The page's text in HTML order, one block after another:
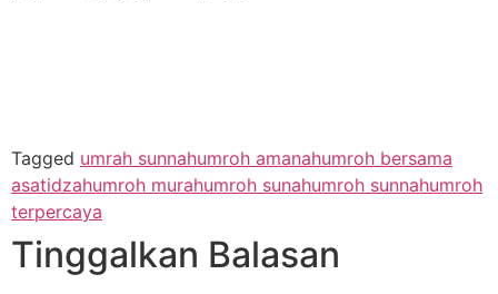
Tagged umrah sunnahumroh amanahumroh bersama
asatidzahumroh murahumroh sunahumroh sunnahumroh
terpercaya
Tinggalkan Balasan